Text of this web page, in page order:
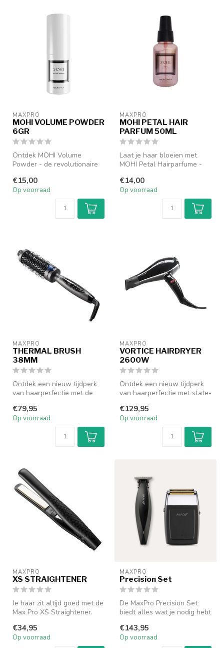
MAXPRO
MOHI VOLUME POWDER
6GR
Ontdek MOHI Volume
Powder - de revolutionaire
werking, ...
€15,00
Op voorraad
MAXPRO
MOHI PETAL HAIR
PARFUM 50ML
Laat je haar bloeien met
MOHI Petal Hairparfume -
betover...
€14,00
Op voorraad
MAXPRO
THERMAL BRUSH
38MM
Ontdek een nieuw tijdperk
van haarperfectie met de
re...
€79,95
Op voorraad
MAXPRO
VORTICE HAIRDRYER
2600W
Ontdek een nieuw tijdperk
van haarperfectie met state-
€129,95
Op voorraad
MAXPRO
XS STRAIGHTENER
Je haar zit altijd goed met de
Max Pro XS Straightener.
€34,95
Op voorraad
MAXPRO
Precision Set
De MaxPro Precision Set
biedt alles wat je nodig hebt
profes...
€143,95
Op voorraad